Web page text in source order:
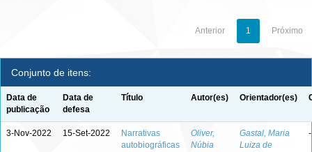
Anterior 1 Próximo
Conjunto de itens:
Data de
publicação
Data de
defesa
Título Autor(es) Orientador(es)
3-Nov-2022 15-Set-2022
Narrativas
autobiográficas
Oliver,
Núbia
Gastal, Maria
Luiza de
-